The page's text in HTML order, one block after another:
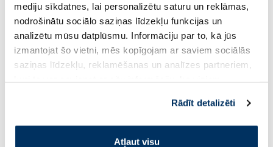
mediju sīkdatnes, lai personalizētu saturu un reklāmas,
nodrošinātu sociālo saziņas līdzekļu funkcijas un
analizētu mūsu datplūsmu. Informāciju par to, kā jūs
izmantojat šo vietni, mēs kopīgojam ar saviem sociālās
saziņas līdzekļu, reklamēšanas un analīzes partneriem,
pakalpojumus. Ja piekrītat šo papildu sīkdatņu
izmantošanai, lūdzu, atzīmējiet savu izvēli:
Rādīt detalizēti
Atļaut visu
Biežāk uzdotie jautājumi un atbildes saistībā ar punktiem
Cik daudz punktu uzkrājas par pirkumu?
Kā es varu iztērēt uzkrātos punktus?
Cik ilgi ir derīgi uzkrātie punkti?